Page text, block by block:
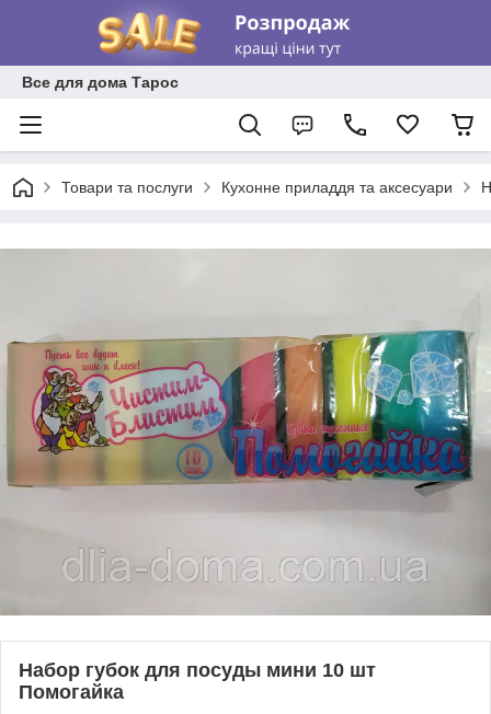
Все для дома Тарос
Товари та послуги Кухонне приладдя та аксесуари
Набор губок для посуды мини 10 шт
Помогайка